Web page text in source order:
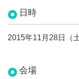
日時
2015年11月28日（
会場